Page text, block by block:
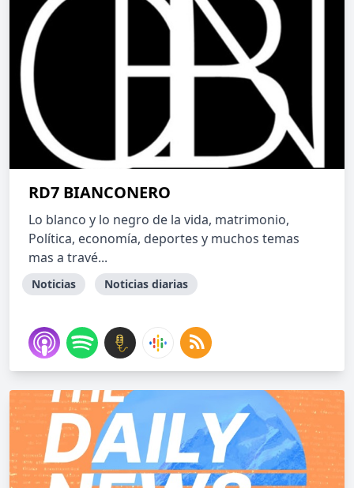
RD7 BIANCONERO
Lo blanco y lo negro de la vida, matrimonio,
Política, economía, deportes y muchos temas
mas a travé...
Noticias Noticias diarias